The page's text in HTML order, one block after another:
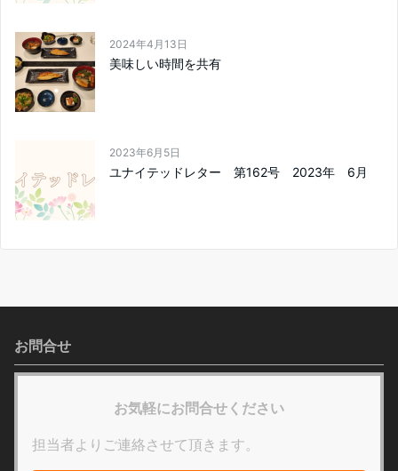
2024年4月13日
美味しい時間を共有
2023年6月5日
ユナイテッドレター 第162号 2023年 6月
お問合せ
お気軽にお問合せください
担当者よりご連絡させて頂きます。